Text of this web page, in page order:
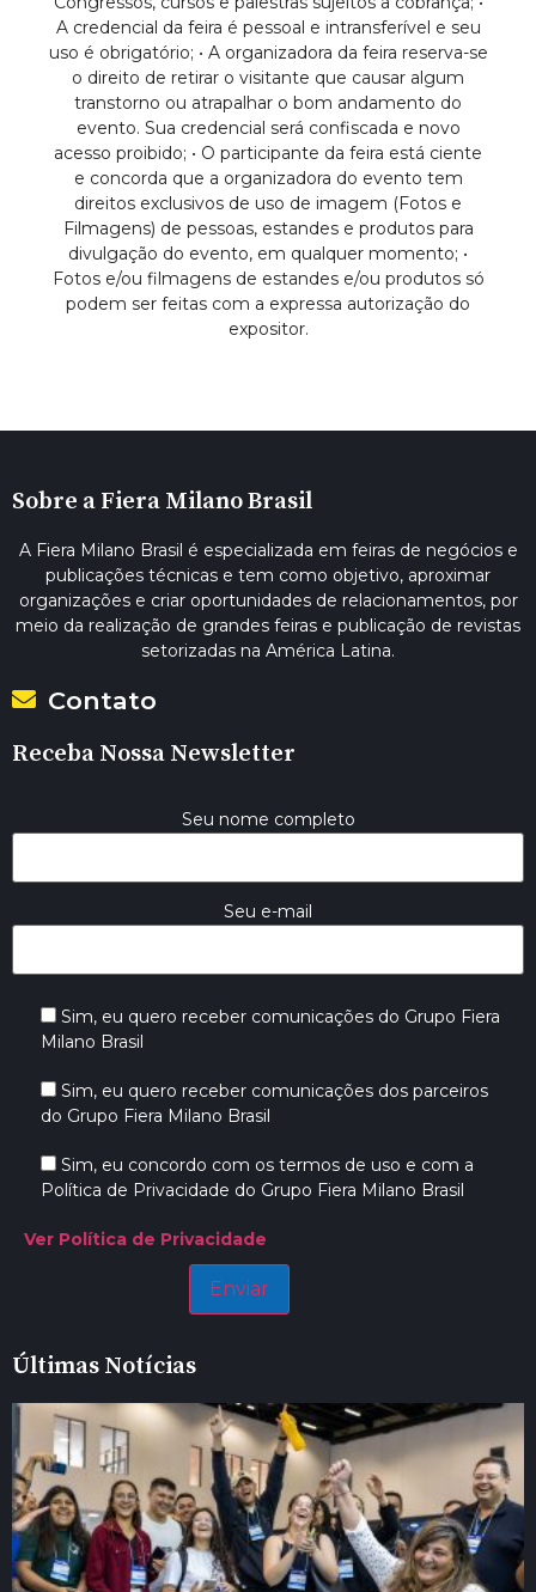
A credencial da feira é pessoal e intransferível e seu
uso é obrigatório; • A organizadora da feira reserva-se
o direito de retirar o visitante que causar algum
transtorno ou atrapalhar o bom andamento do
evento. Sua credencial será confiscada e novo
acesso proibido; • O participante da feira está ciente
e concorda que a organizadora do evento tem
direitos exclusivos de uso de imagem (Fotos e
Filmagens) de pessoas, estandes e produtos para
divulgação do evento, em qualquer momento; •
Fotos e/ou filmagens de estandes e/ou produtos só
podem ser feitas com a expressa autorização do
expositor.
Sobre a Fiera Milano Brasil
A Fiera Milano Brasil é especializada em feiras de negócios e
publicações técnicas e tem como objetivo, aproximar
organizações e criar oportunidades de relacionamentos, por
meio da realização de grandes feiras e publicação de revistas
setorizadas na América Latina.
Contato
Receba Nossa Newsletter
Seu nome completo
Seu e-mail
Sim, eu quero receber comunicações do Grupo Fiera
Milano Brasil
Sim, eu quero receber comunicações dos parceiros
do Grupo Fiera Milano Brasil
Sim, eu concordo com os termos de uso e com a
Política de Privacidade do Grupo Fiera Milano Brasil
Ver Política de Privacidade
Últimas Notícias